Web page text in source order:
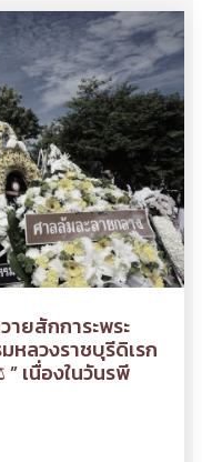
ยสักการะพระ
หลวงราชบุรีดิเรก
เนื่องในวันรพี